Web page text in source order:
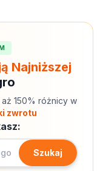
Najniższej
150% różnicy w
zwrotu
Szukaj